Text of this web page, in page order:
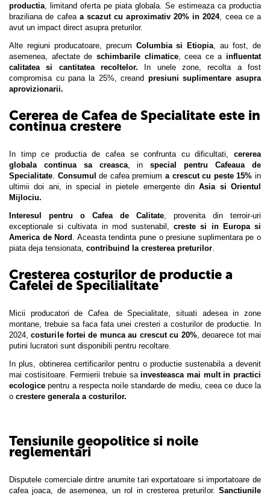
productia, limitand oferta pe piata globala. Se estimeaza ca productia
braziliana de cafea a scazut cu aproximativ 20% in 2024, ceea ce a
avut un impact direct asupra preturilor.
Alte regiuni producatoare, precum Columbia si Etiopia, au fost, de
asemenea, afectate de schimbarile climatice, ceea ce a influentat
calitatea si cantitatea recoltelor. In unele zone, recolta a fost
compromisa cu pana la 25%, creand presiuni suplimentare asupra
aprovizionarii.
Cererea de Cafea de Specialitate este in
continua crestere
In timp ce productia de cafea se confrunta cu dificultati, cererea
globala continua sa creasca, inspecial pentru Cafeaua de
Specialitate. Consumul de cafea premiuma crescut cu peste 15% in
ultimii doi ani, in special in pietele emergente dinAsia si Orientul
Mijlociu.
Interesul pentru o Cafea de Calitate, provenita din terroir-uri
exceptionale si cultivata in mod sustenabil,creste si in Europa si
America de Nord . Aceasta tendinta pune o presiune suplimentara pe o
piata deja tensionata,contribuind la cresterea preturilor.
Cresterea costurilor de productie a
Cafelei de Specilialitate
Micii producatori de Cafea de Specialitate, situati adesea in zone
montane, trebuie sa faca fata unei cresteri a costurilor de productie. In
2024,costurile fortei de munca au crescut cu 20%, deoarece tot mai
putini lucratori sunt disponibili pentru recoltare.
In plus, obtinerea certificarilor pentru o productie sustenabila a devenit
mai costisitoare. Fermierii trebuie sainvesteasca mai mult in practici
ecologice pentru a respecta noile standarde de mediu, ceea ce duce la
ocrestere generala a costurilor.
Tensiunile geopolitice si noile
reglementari
Disputele comerciale dintre anumite tari exportatoare si importatoare de
cafea joaca, de asemenea, un rol in cresterea preturilor. Sanctiunile